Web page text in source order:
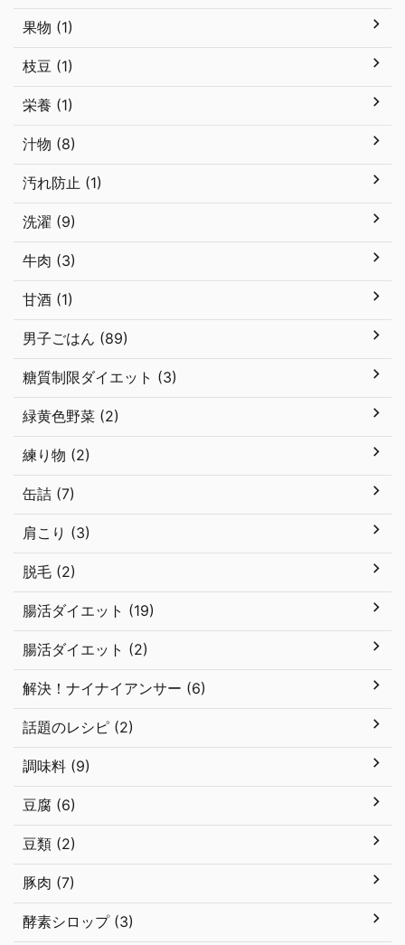
果物 (1)
枝豆 (1)
栄養 (1)
汁物 (8)
汚れ防止 (1)
洗濯 (9)
牛肉 (3)
甘酒 (1)
男子ごはん (89)
糖質制限ダイエット (3)
緑黄色野菜 (2)
練り物 (2)
缶詰 (7)
肩こり (3)
脱毛 (2)
腸活ダイエット (19)
腸活ダイエット (2)
解決！ナイナイアンサー (6)
話題のレシピ (2)
調味料 (9)
豆腐 (6)
豆類 (2)
豚肉 (7)
酵素シロップ (3)